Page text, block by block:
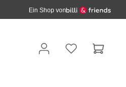
Ein Shop von